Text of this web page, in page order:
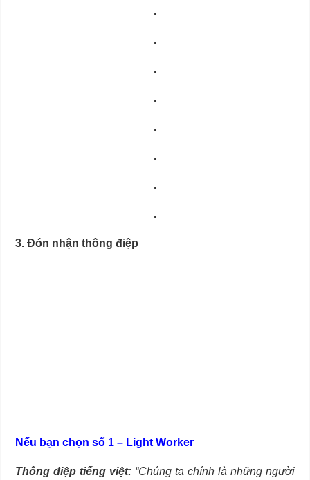
.
.
.
.
.
.
.
.
3. Đón nhận thông điệp
Nếu bạn chọn số 1 – Light Worker
Thông điệp tiếng việt: “Chúng ta chính là những người